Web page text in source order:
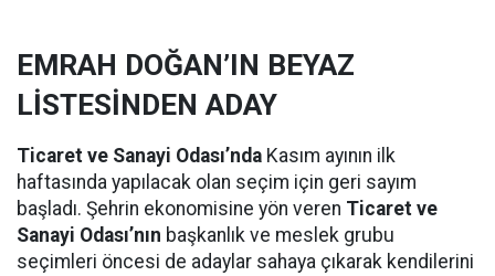
EMRAH DOĞAN’IN BEYAZ
LİSTESİNDEN ADAY
Ticaret ve Sanayi Odası’nda Kasım ayının ilk
haftasında yapılacak olan seçim için geri sayım
başladı. Şehrin ekonomisine yön veren Ticaret ve
Sanayi Odası’nın başkanlık ve meslek grubu
seçimleri öncesi de adaylar sahaya çıkarak kendilerini